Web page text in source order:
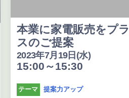
本業に家電販売をプラ
スのご提案
2023年7月19日(水)
15:00～15:30
テーマ 提案力アップ